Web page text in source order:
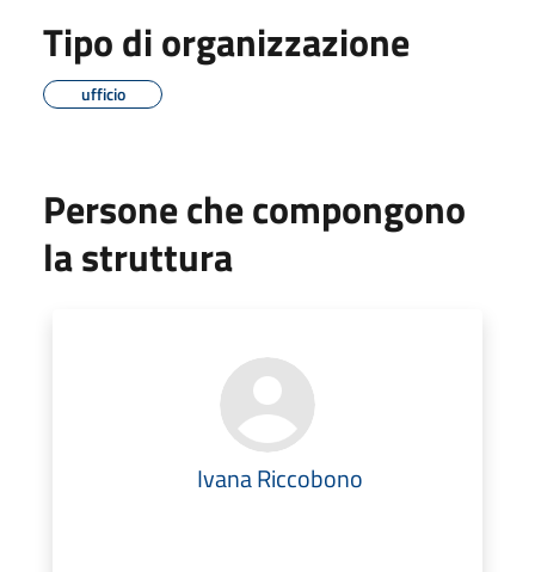
Tipo di organizzazione
ufficio
Persone che compongono
la struttura
Ivana Riccobono